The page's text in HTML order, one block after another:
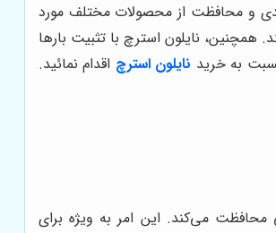
و محافظت از محصولات مختلف مورد
همچنین، نایلون استرچ با تثبیت بارها
به خرید نایلون استرچ اقدام نمائید.
محافظت می‌کند. این امر به ویژه برای